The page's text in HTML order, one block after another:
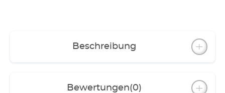
Beschreibung
Bewertungen(0)